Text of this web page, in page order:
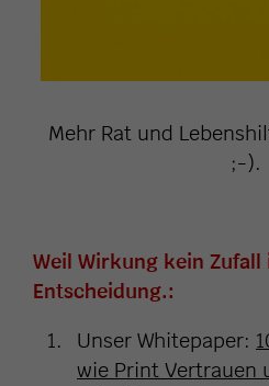
Mehr Rat und
;-).
Weil Wirkung kein
Entscheidung.:
Unser Whitepaper:
wie Print Vertrauen